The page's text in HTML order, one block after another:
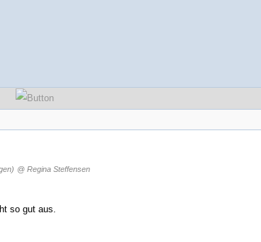
@ Regina Steffensen
so gut aus.